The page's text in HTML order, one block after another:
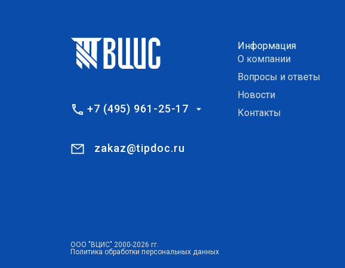
+7 (495) 961-25-17
zakaz@tipdoc.ru
Информация
О компании
Вопросы и ответы
Новости
Контакты
ООО "ВЦИС" 2000-2026 гг.
Политика обработки персональных данных